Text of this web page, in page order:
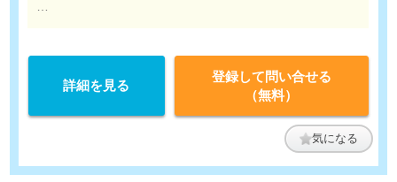
詳細を見る
登録して問い合せる
（無料）
気になる